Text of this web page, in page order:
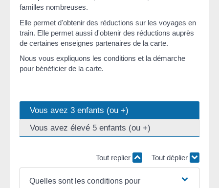
familles nombreuses.
Elle permet d'obtenir des réductions sur les voyages en
train. Elle permet aussi d'obtenir des réductions auprès
de certaines enseignes partenaires de la carte.
Nous vous expliquons les conditions et la démarche
pour bénéficier de la carte.
Vous avez 3 enfants (ou +)
Vous avez élevé 5 enfants (ou +)
Tout replier Tout déplier
Quelles sont les conditions pour